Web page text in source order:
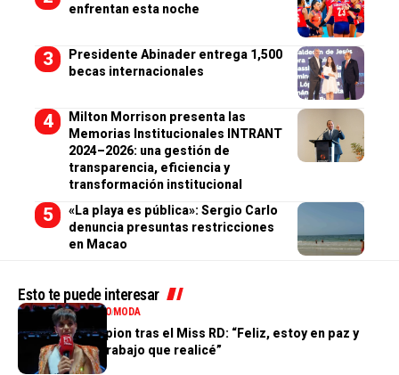
enfrentan esta noche
Presidente Abinader entrega 1,500
becas internacionales
Milton Morrison presenta las
Memorias Institucionales INTRANT
2024–2026: una gestión de
transparencia, eficiencia y
transformación institucional
«La playa es pública»: Sergio Carlo
denuncia presuntas restricciones
en Macao
Esto te puede interesar
ENTRETENIMIENTOMODA
Valentina Campion tras el Miss RD: “Feliz, estoy en paz y
orgullosa del trabajo que realicé”